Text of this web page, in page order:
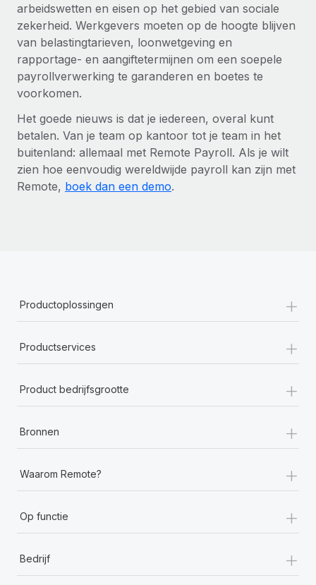
arbeidswetten en eisen op het gebied van sociale
zekerheid. Werkgevers moeten op de hoogte blijven
van belastingtarieven, loonwetgeving en
rapportage- en aangiftetermijnen om een soepele
payrollverwerking te garanderen en boetes te
voorkomen.
Het goede nieuws is dat je iedereen, overal kunt
betalen. Van je team op kantoor tot je team in het
buitenland: allemaal met Remote Payroll. Als je wilt
zien hoe eenvoudig wereldwijde payroll kan zijn met
Remote, boek dan een demo.
Productoplossingen +
Productservices +
Product bedrijfsgrootte +
Bronnen +
Waarom Remote? +
Op functie +
Bedrijf +